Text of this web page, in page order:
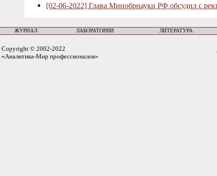
[02-06-2022] Глава Минобрнауки РФ обсудил с
ЖУРНАЛ ЛАБОРАТОРИИ ЛИТЕРАТУРА
Copyright © 2002-2022
«Аналитика-Мир профессионалов»